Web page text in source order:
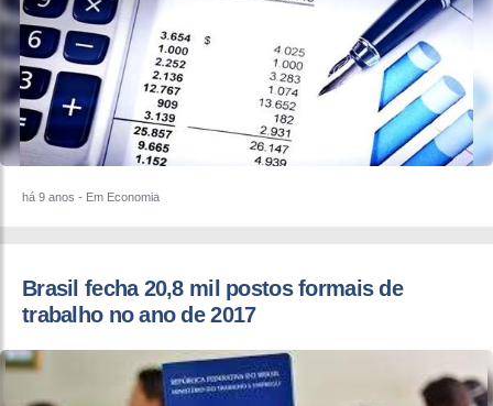
há 9 anos - Em Economia
Brasil fecha 20,8 mil postos formais de
trabalho no ano de 2017